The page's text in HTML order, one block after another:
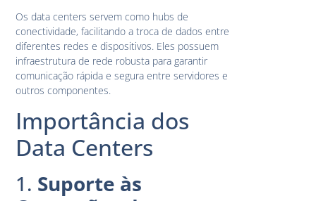
Os data centers servem como hubs de
conectividade, facilitando a troca de dados entre
diferentes redes e dispositivos. Eles possuem
infraestrutura de rede robusta para garantir
comunicação rápida e segura entre servidores e
outros componentes.
Importância dos
Data Centers
1. Suporte às